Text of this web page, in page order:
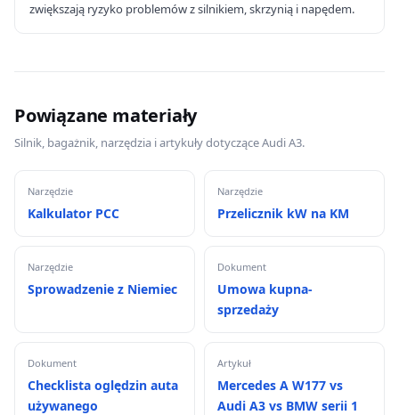
zwiększają ryzyko problemów z silnikiem, skrzynią i napędem.
Powiązane materiały
Silnik, bagażnik, narzędzia i artykuły dotyczące Audi A3.
Narzędzie
Kalkulator PCC
Narzędzie
Przelicznik kW na KM
Narzędzie
Sprowadzenie z Niemiec
Dokument
Umowa kupna-
sprzedaży
Dokument
Checklista oględzin auta
używanego
Artykuł
Mercedes A W177 vs
Audi A3 vs BMW serii 1